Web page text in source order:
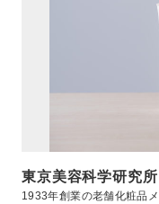
東京美容科学研究
1933年創業の老舗化粧品